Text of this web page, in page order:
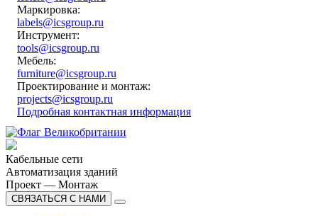
Маркировка:
labels@icsgroup.ru
Инструмент:
tools@icsgroup.ru
Мебель:
furniture@icsgroup.ru
Проектирование и монтаж:
projects@icsgroup.ru
Подробная контактная информация
Кабельные сети
Автоматизация зданий
Проект — Монтаж
СВЯЗАТЬСЯ С НАМИ